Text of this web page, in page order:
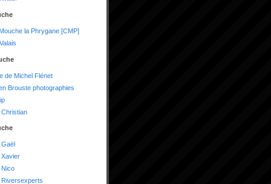
la Phrygane [CMP]
de Michel Flénet
Brouste photographies